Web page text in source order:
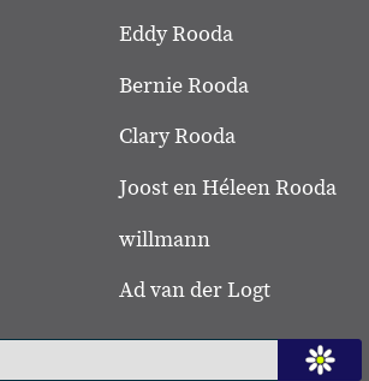
Eddy Rooda
Bernie Rooda
Clary Rooda
Joost en Héleen Rooda
willmann
Ad van der Logt